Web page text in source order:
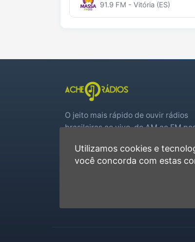
91.9 FM - Vitória (ES)
O jeito mais rápido de ouvir rádios
brasileiras ao vivo, do AM ao FM
real.Utilizamos cookies e
você concorda com estas